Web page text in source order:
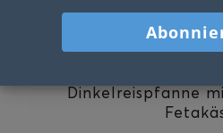
Dinkelreispfanne